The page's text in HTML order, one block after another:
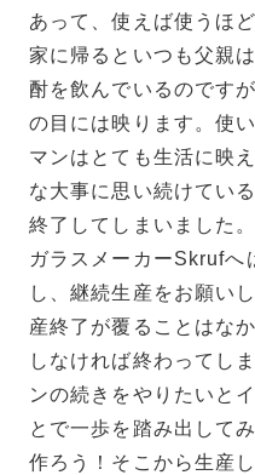
あって、使えば使うほ
家に帰るといつも父親
酎を飲んでいるのです
の目には映ります。使
マンはとても生活に映
な大事に思い続けてい
終了してしまいました
ガラスメーカーSkrufへ
し、継続生産をお願い
産終了が覆ることはな
しなければ終わってし
ンの続きをやりたいと
とで一歩を踏み出して
作ろう！そこから生産